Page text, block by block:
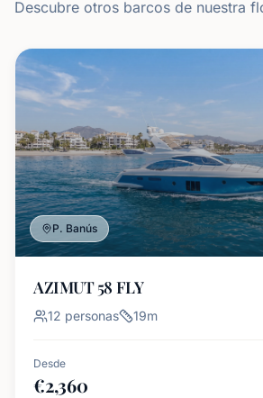
Descubre otros barcos de nuestra
P. Banús
AZIMUT 58 FLY
12 personas 19m
Desde
€2,360